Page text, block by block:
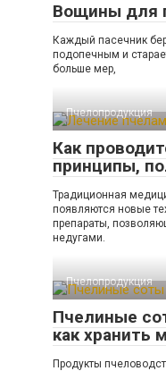
Вощины для
Каждый пасечник
подопечным и
больше мер,
Пчелопродукция
Как
принципы,
Традиционная
появляются новые
препараты,
недугами.
Пчелопродукция
Пчелиные
как хранить
Продукты